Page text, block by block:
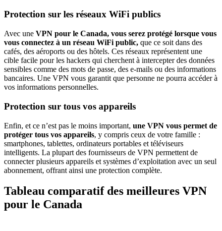
Protection sur les réseaux WiFi publics
Avec une VPN pour le Canada, vous serez protégé lorsque vous
vous connectez à un réseau WiFi public, que ce soit dans des
cafés, des aéroports ou des hôtels. Ces réseaux représentent une
cible facile pour les hackers qui cherchent à intercepter des données
sensibles comme des mots de passe, des e-mails ou des informations
bancaires. Une VPN vous garantit que personne ne pourra accéder à
vos informations personnelles.
Protection sur tous vos appareils
Enfin, et ce n’est pas le moins important, une VPN vous permet de
protéger tous vos appareils, y compris ceux de votre famille :
smartphones, tablettes, ordinateurs portables et téléviseurs
intelligents. La plupart des fournisseurs de VPN permettent de
connecter plusieurs appareils et systèmes d’exploitation avec un seul
abonnement, offrant ainsi une protection complète.
Tableau comparatif des meilleures VPN
pour le Canada